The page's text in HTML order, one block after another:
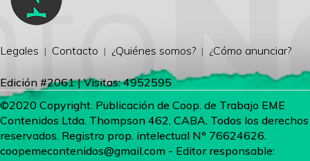
Legales Contacto ¿Quiénes somos? ¿Cómo anunciar?
Edición #2061 | Visitas: 4952595
©2020 Copyright. Publicación de Coop. de Trabajo EME
Contenidos Ltda. Thompson 462, CABA. Todos los derechos
reservados. Registro prop. intelectual Nº 76624626.
coopemecontenidos@gmail.com - Editor responsable: